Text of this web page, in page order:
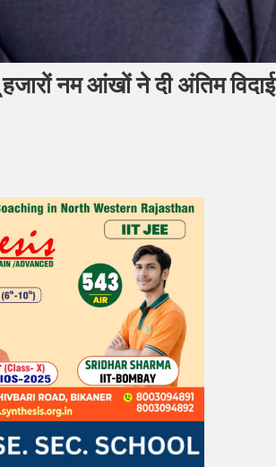
नम आंखों ने दी अंतिम विदाई